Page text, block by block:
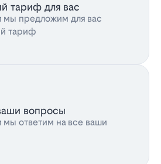
тариф для вас
мы предложим для вас
тариф
вопросы
мы ответим на все ваши